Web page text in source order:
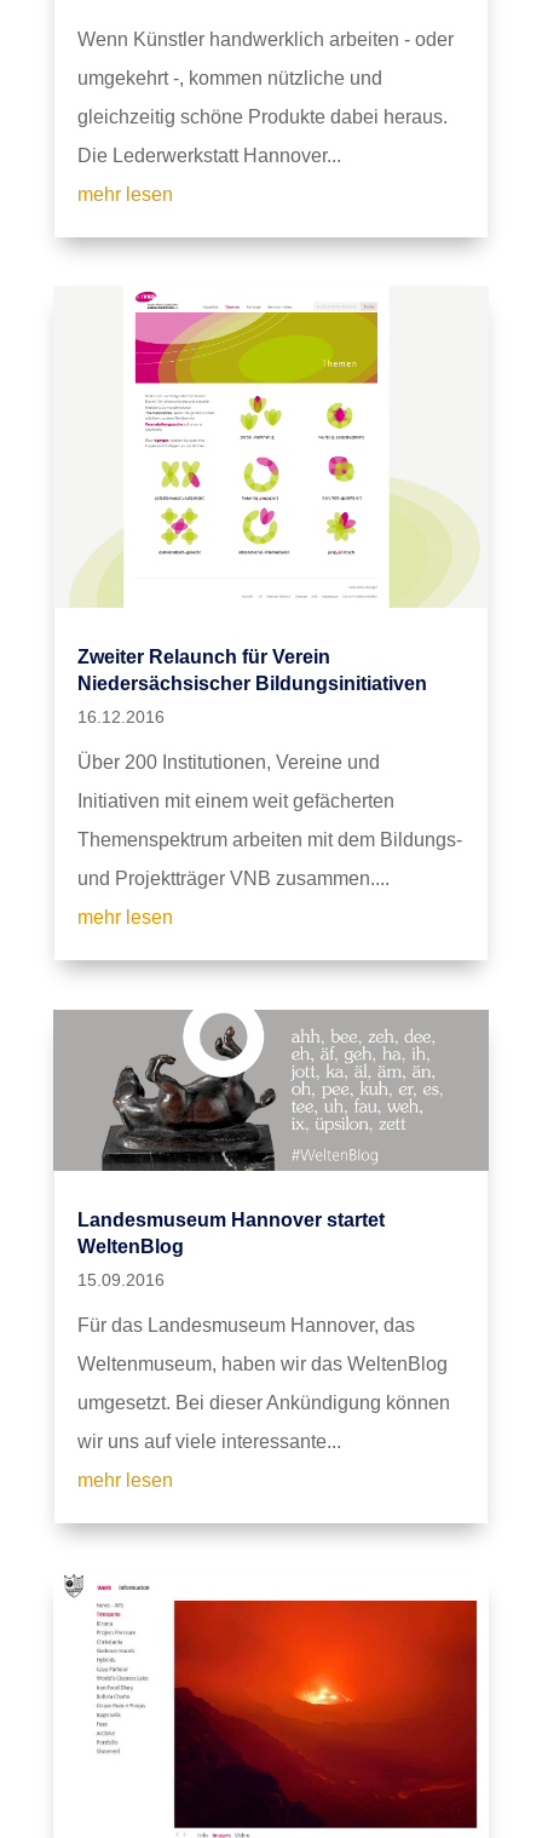
Wenn Künstler handwerklich arbeiten - oder
umgekehrt -, kommen nützliche und
gleichzeitig schöne Produkte dabei heraus.
Die Lederwerkstatt Hannover...
mehr lesen
Zweiter Relaunch für Verein
Niedersächsischer Bildungsinitiativen
16.12.2016
Über 200 Institutionen, Vereine und
Initiativen mit einem weit gefächerten
Themenspektrum arbeiten mit dem Bildungs-
und Projektträger VNB zusammen....
mehr lesen
Landesmuseum Hannover startet
WeltenBlog
15.09.2016
Für das Landesmuseum Hannover, das
Weltenmuseum, haben wir das WeltenBlog
umgesetzt. Bei dieser Ankündigung können
wir uns auf viele interessante...
mehr lesen